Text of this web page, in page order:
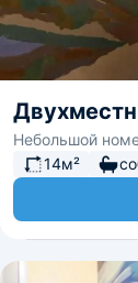
Небольшой
14м²